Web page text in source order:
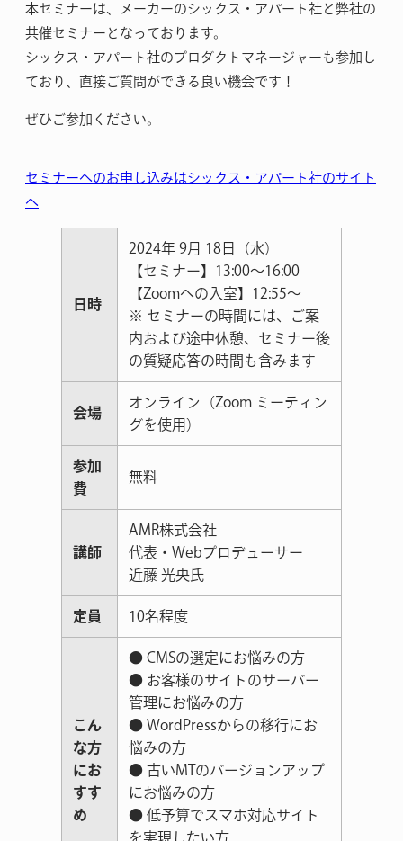
本セミナーは、メーカーのシックス・アパート社と弊社の
共催セミナーとなっております。
シックス・アパート社のプロダクトマネージャーも参加し
ており、直接ご質問ができる良い機会です！
ぜひご参加ください。
セミナーへのお申し込みはシックス・アパート社のサイト
へ
日時
2024年 9月 18日（水）
【セミナー】13:00～16:00
【Zoomへの入室】12:55〜
※ セミナーの時間には、ご案
内および途中休憩、セミナー後
の質疑応答の時間も含みます
会場
オンライン（Zoom ミーティン
グを使用）
参加
費
無料
講師
AMR株式会社
代表・Webプロデューサー
近藤 光央氏
定員 10名程度
こん
な方
にお
すす
め
● CMSの選定にお悩みの方
● お客様のサイトのサーバー
管理にお悩みの方
● WordPressからの移行にお
悩みの方
● 古いMTのバージョンアップ
にお悩みの方
● 低予算でスマホ対応サイト
を実現したい方